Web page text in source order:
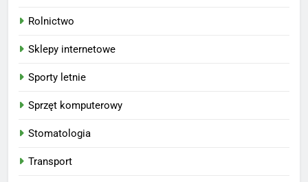
Rolnictwo
Sklepy internetowe
Sporty letnie
Sprzęt komputerowy
Stomatologia
Transport